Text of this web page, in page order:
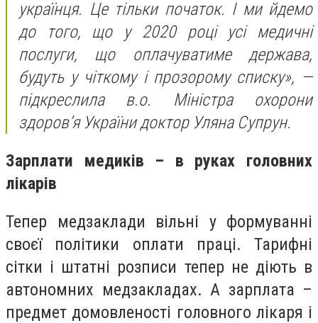
українця. Це тільки початок. І ми йдемо
до того, що у 2020 році усі медичні
послуги, що оплачуватиме держава,
будуть у чіткому і прозорому списку», —
підкреслила в.о. Міністра охорони
здоров’я України доктор Уляна Супрун.
Зарплати медиків – в руках головних
лікарів
Тепер медзаклади вільні у формуванні
своєї політики оплати праці. Тарифні
сітки і штатні розписи тепер не діють в
автономних медзакладах. А зарплата –
предмет домовленості головного лікаря і